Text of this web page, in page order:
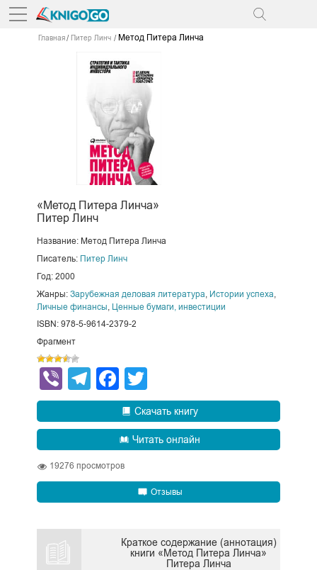
Главная Питер Линч Метод Питера Линча
«Метод Питера Линча»
Питер Линч
Название: Метод Питера Линча
Писатель: Питер Линч
Год: 2000
Жанры: Зарубежная деловая литература Истории успеха
Личные финансы Ценные бумаги, инвестиции
ISBN: 978-5-9614-2379-2
Фрагмент
ViberTelegram
Facebook
Скачать книгу
Читать онлайн
19276 просмотров
Отзывы
Краткое содержание (аннотация)
книги «Метод Питера Линча»
Питера Линча